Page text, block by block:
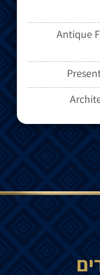
Antique